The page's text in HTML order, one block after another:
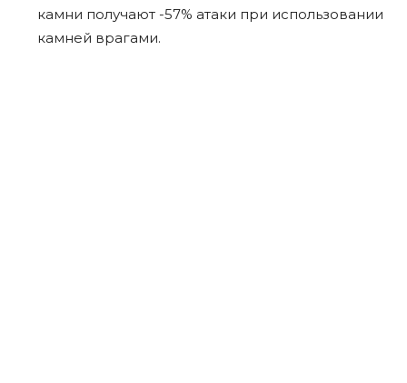
камни получают -57% атаки при использовании
камней врагами.